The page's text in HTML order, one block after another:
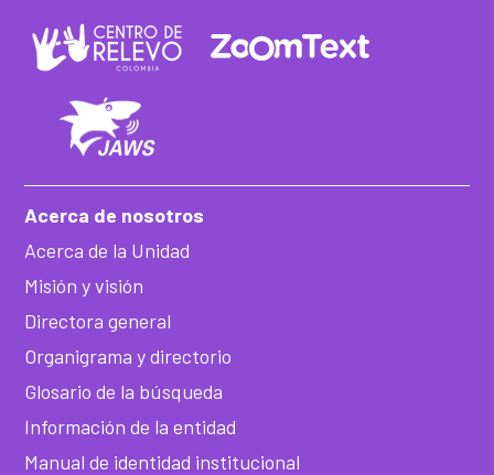
Acerca de nosotros
Acerca de la Unidad
Misión y visión
Directora general
Organigrama y directorio
Glosario de la búsqueda
Información de la entidad
Manual de identidad institucional